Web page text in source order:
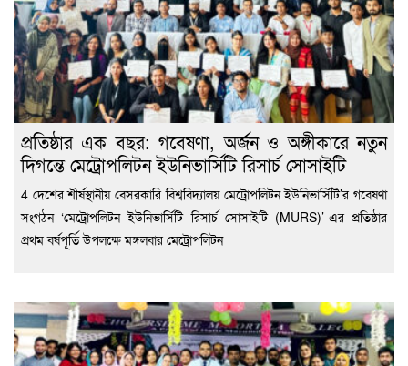
প্রতিষ্ঠার এক বছর: গবেষণা, অর্জন ও অঙ্গীকারে নতুন
দিগন্তে মেট্রোপলিটন ইউনিভার্সিটি রিসার্চ সোসাইটি
4 দেশের শীর্ষস্থানীয় বেসরকারি বিশ্ববিদ্যালয় মেট্রোপলিটন ইউনিভার্সিটি’র গবেষণা
সংগঠন ‘মেট্রোপলিটন ইউনিভার্সিটি রিসার্চ সোসাইটি (MURS)’-এর প্রতিষ্ঠার
প্রথম বর্ষপূর্তি উপলক্ষে মঙ্গলবার মেট্রোপলিটন